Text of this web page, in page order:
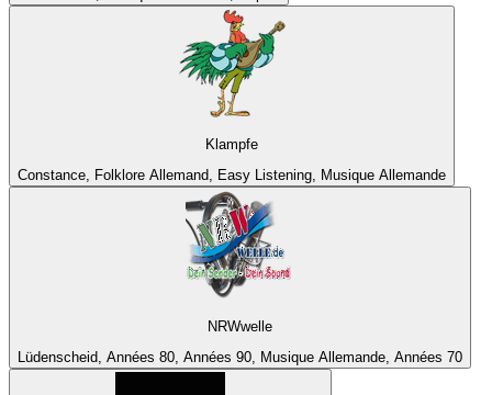
Klampfe
Constance, Folklore Allemand, Easy Listening, Musique Allemande
NRWwelle
Lüdenscheid, Années 80, Années 90, Musique Allemande, Années 70